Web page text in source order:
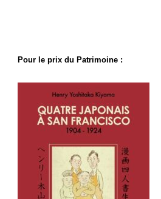
Pour le prix du Patrimoine :